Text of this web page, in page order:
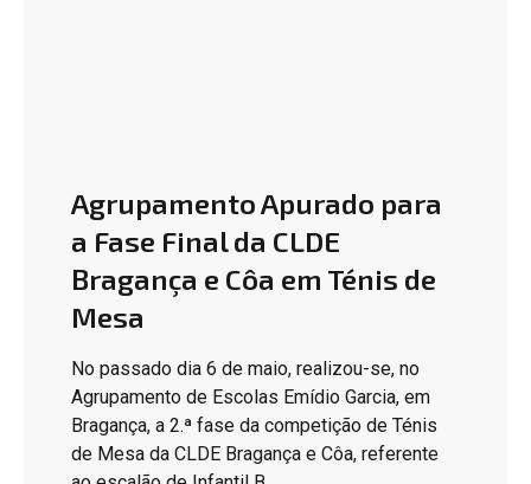
Agrupamento Apurado para
a Fase Final da CLDE
Bragança e Côa em Ténis de
Mesa
No passado dia 6 de maio, realizou-se, no
Agrupamento de Escolas Emídio Garcia, em
Bragança, a 2.ª fase da competição de Ténis
de Mesa da CLDE Bragança e Côa, referente